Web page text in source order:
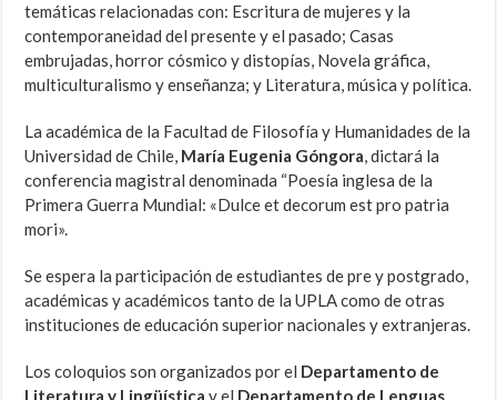
temáticas relacionadas con: Escritura de mujeres y la
contemporaneidad del presente y el pasado; Casas
embrujadas, horror cósmico y distopías, Novela gráfica,
multiculturalismo y enseñanza; y Literatura, música y política.
La académica de la Facultad de Filosofía y Humanidades de la
Universidad de Chile, María Eugenia Góngora, dictará la
conferencia magistral denominada “Poesía inglesa de la
Primera Guerra Mundial: «Dulce et decorum est pro patria
mori».
Se espera la participación de estudiantes de pre y postgrado,
académicas y académicos tanto de la UPLA como de otras
instituciones de educación superior nacionales y extranjeras.
Los coloquios son organizados por el Departamento de